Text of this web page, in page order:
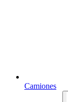
Camiones